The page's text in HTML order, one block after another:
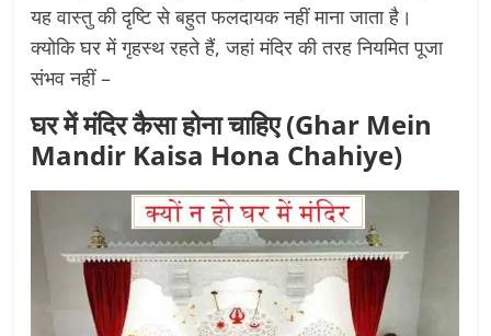
यह वास्तु की दृष्टि से बहुत फलदायक नहीं माना जाता है।
क्योकि घर में गृहस्थ रहते हैं, जहां मंदिर की तरह नियमित पूजा
संभव नहीं –
घर में मंदिर कैसा होना चाहिए (Ghar Mein
Mandir Kaisa Hona Chahiye)